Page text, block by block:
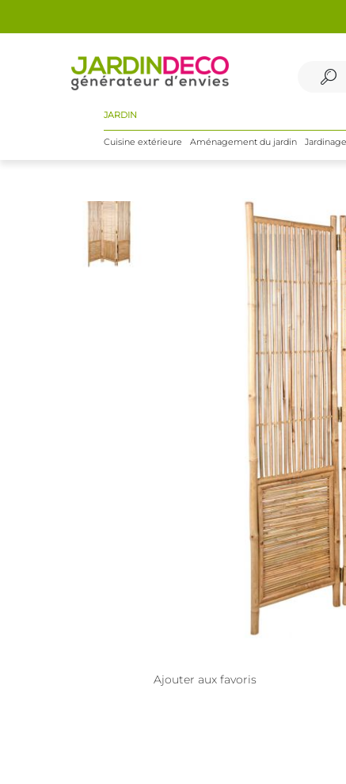
JARDIN
Cuisine extérieure Aménagement du jardin Jardinage
Ajouter aux favoris